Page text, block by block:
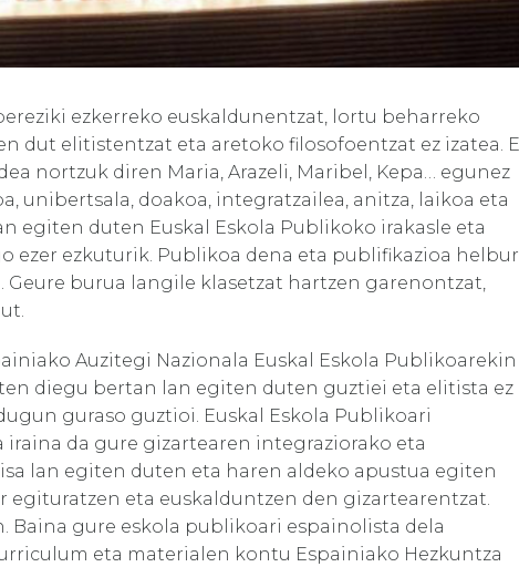
ezkerreko euskaldunentzat, lortu beharreko
dut elitistentzat eta aretoko filosofoentzat ez izatea.
nortzuk diren Maria, Arazeli, Maribel, Kepa… egunez
unibertsala, doakoa, integratzailea, anitza, laikoa eta
egiten duten Euskal Eskola Publikoko irakasle eta
ezer ezkuturik. Publikoa dena eta publifikazioa
Geure burua langile klasetzat hartzen garenontzat,
Auzitegi Nazionala Euskal Eskola Publikoarekin
diegu bertan lan egiten duten guztiei eta elitista ez
guraso guztioi. Euskal Eskola Publikoari
da gure gizartearen integraziorako eta
lan egiten duten eta haren aldeko apustua egiten
eta euskalduntzen den gizartearentzat.
Baina gure eskola publikoari espainolista dela
eta materialen kontu Espainiako Hezkuntza